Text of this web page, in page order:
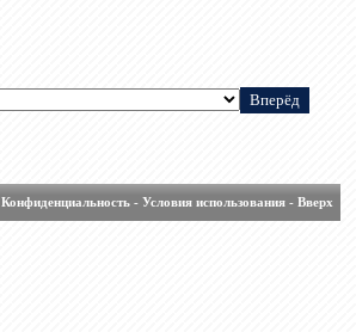
Конфиденциальность- Условия использования- Вверх